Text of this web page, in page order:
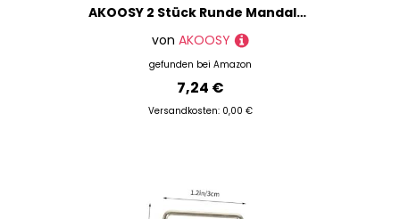
AKOOSY 2 Stück Runde Mandala Untersetzer Silikonform Epoxidharzform Flexible Transparente DIY Gießform für Handgemachte Tischdekoration und Kreative Epoxy Bastelarbeiten
von AKOOSY
gefunden bei Amazon
7,24 €
Versandkosten: 0,00 €